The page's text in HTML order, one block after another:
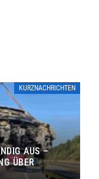
KURZNACHRICHTEN
AUS –
ÜBER